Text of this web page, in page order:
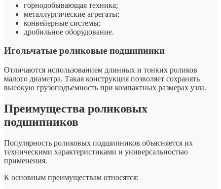
горнодобывающая техника;
металлургические агрегаты;
конвейерные системы;
дробильное оборудование.
Игольчатые роликовые подшипники
Отличаются использованием длинных и тонких роликов
малого диаметра. Такая конструкция позволяет сохранять
высокую грузоподъемность при компактных размерах узла.
Преимущества роликовых
подшипников
Популярность роликовых подшипников объясняется их
техническими характеристиками и универсальностью
применения.
К основным преимуществам относятся: